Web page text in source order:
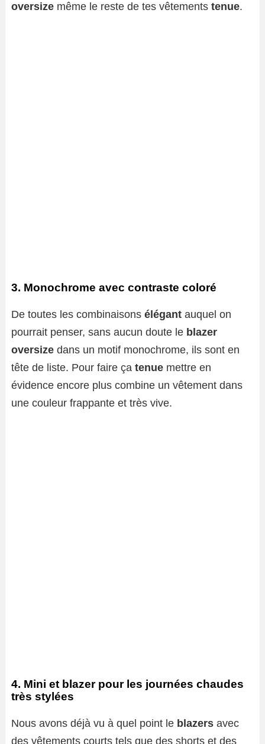
oversize même le reste de tes vêtements tenue.
3. Monochrome avec contraste coloré
De toutes les combinaisons élégant auquel on
pourrait penser, sans aucun doute le blazer
oversize dans un motif monochrome, ils sont en
tête de liste. Pour faire ça tenue mettre en
évidence encore plus combine un vêtement dans
une couleur frappante et très vive.
4. Mini et blazer pour les journées chaudes
très stylées
Nous avons déjà vu à quel point le blazers avec
des vêtements courts tels que des shorts et des